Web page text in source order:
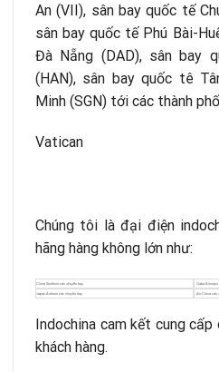
An (VII), sân bay quốc tế
sân bay quốc tế Phú Bài-
Đà Nẵng (DAD), sân bay
(HAN), sân bay quốc tê
Minh (SGN) tới các thành
Vatican
Chúng tôi là đại điện
hãng hàng không lớn như:
China Southern các chuyến bay Qatar Airways
Japan Airlines các chuyến bay Air China các
Indochina cam kết cung
khách hàng.